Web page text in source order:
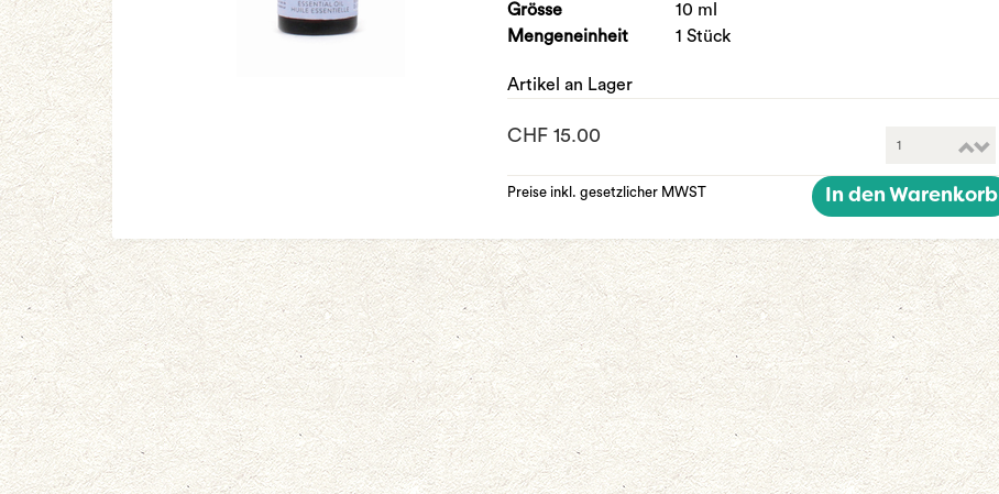
Grösse
10 ml
Mengeneinheit
1 Stück
Artikel an Lager
CHF 15.00
Preise inkl. gesetzlicher MWST In den Warenkorb